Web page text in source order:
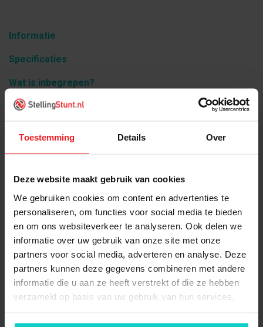
Toestemming Details Over
Deze website maakt gebruik van cookies
We gebruiken cookies om content en advertenties te
personaliseren, om functies voor social media te bieden
en om ons websiteverkeer te analyseren. Ook delen we
informatie over uw gebruik van onze site met onze
partners voor social media, adverteren en analyse. Deze
partners kunnen deze gegevens combineren met andere
informatie die u aan ze heeft verstrekt of die ze hebben
verzameld op basis van uw gebruik van hun services.
Informatie
Specificaties
Wat is inbegrepen?
Gerelateerde producten
Product informatie
100m2 tapijttegels, te koop als complete pallet met
mooie korting
Afmeting per tapijttegel is 50x50cm (4 stuks per
vierkante meter)
Dit betreffen nieuwe tegels met productiefout zoals
te zien op foto